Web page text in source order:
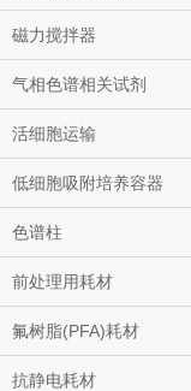
磁力搅拌器
气相色谱相关试剂
活细胞运输
低细胞吸附培养容器
色谱柱
前处理用耗材
氟树脂(PFA)耗材
抗静电耗材